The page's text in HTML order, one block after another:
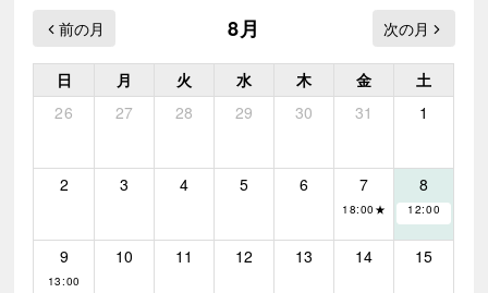
8月
日 月 火 水 木 金
土
26
27 28 29 30 31 1
2 3 4 5 6 7
18:00★
8
12:00
9
13:00
10 11 12 13 14 15